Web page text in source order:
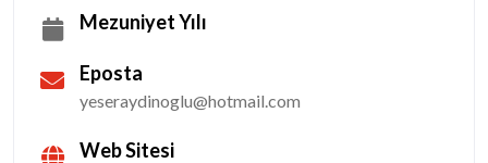
Mezuniyet Yılı
Eposta
yeseraydinoglu@hotmail.com
Web Sitesi